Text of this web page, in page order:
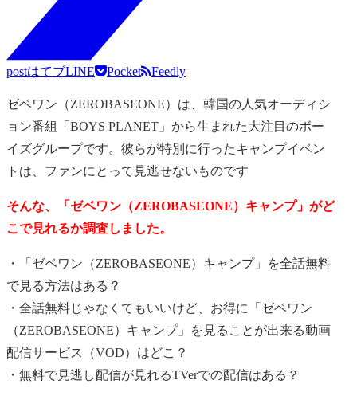
postはてブLINE Pocket Feedly
ゼベワン（ZEROBASEONE）は、韓国の人気オーディシ
ョン番組「BOYS PLANET」から生まれた大注目のボー
イズグループです。彼らが特別に行ったキャンプイベン
トは、ファンにとって見逃せないものです
そんな、「ゼベワン（ZEROBASEONE）キャンプ」がど
こで見れるか調査しました。
・「ゼベワン（ZEROBASEONE）キャンプ」を全話無料
で見る方法はある？
・全話無料じゃなくてもいいけど、お得に「ゼベワン
（ZEROBASEONE）キャンプ」を見ることが出来る動画
配信サービス（VOD）はどこ？
・無料で見逃し配信が見れるTVerでの配信はある？